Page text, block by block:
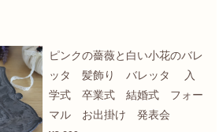
ピンクの薔薇と白い小花のバレ
ッタ 髪飾り バレッタ 入
学式 卒業式 結婚式 フォー
マル お出掛け 発表会